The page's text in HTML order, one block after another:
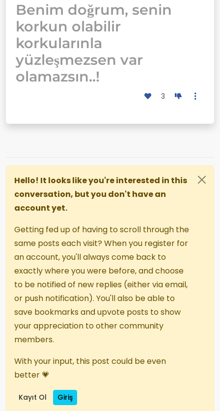
Benim doğrum, senin
korkun olabilir
korkularınla
yüzleşmezsen var
olamazsın..!
3
Hello! It looks like you're interested in this
conversation, but you don't have an
account yet.
Getting fed up of having to scroll through the
same posts each visit? When you register for
an account, you'll always come back to
exactly where you were before, and choose
to be notified of new replies (either via email,
or push notification). You'll also be able to
save bookmarks and upvote posts to show
your appreciation to other community
members.
With your input, this post could be even
better 💗
Kayıt Ol Giriş